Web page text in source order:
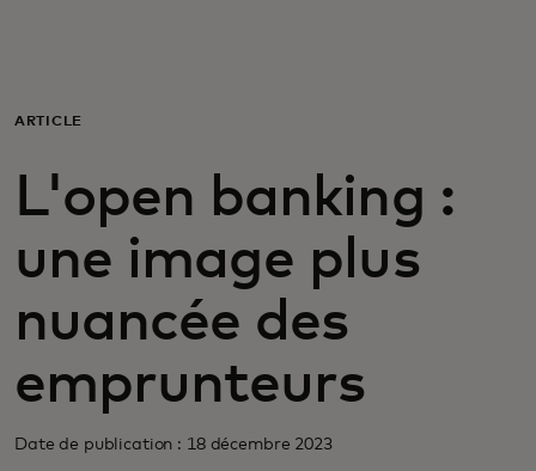
Pour les entreprises
Pour le monde
Pour les innovateurs
Actualités et tendances
ARTICLE
L'open banking :
une image plus
nuancée des
emprunteurs
Date de publication : 18 décembre 2023